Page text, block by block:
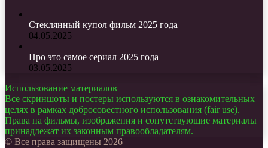
Стеклянный купол фильм 2025 года
04.05.2025
Про это самое сериал 2025 года
03.05.2025
Использование материалов
Все скриншоты и постеры используются в ознакомительных
целях в рамках добросовестного использования (fair use).
Права на фильмы, изображения и сопутствующие материалы
принадлежат их законным правообладателям.
© Все права защищены 2026